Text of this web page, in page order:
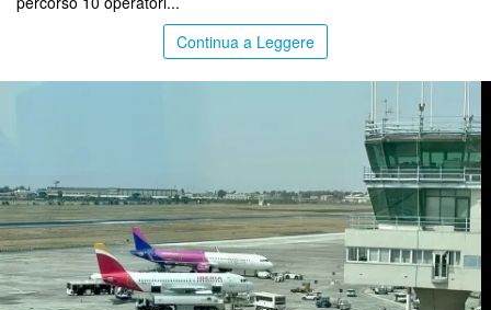
Continua a Leggere